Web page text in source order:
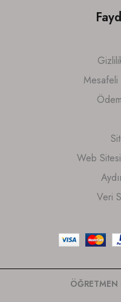
Mesafeli
Web Sitesi
Veri
ÖĞRETMEN